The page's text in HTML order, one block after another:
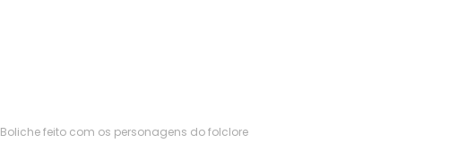
Boliche feito com os personagens do folclore